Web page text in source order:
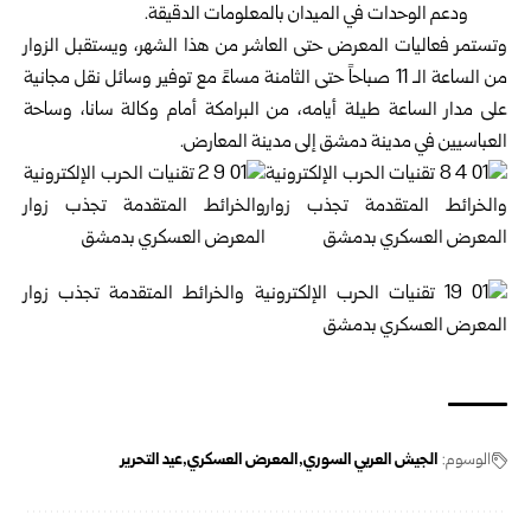
ودعم الوحدات في الميدان بالمعلومات الدقيقة.
وتستمر فعاليات المعرض حتى العاشر من هذا الشهر، ويستقبل الزوار
من الساعة الـ 11 صباحاً حتى الثامنة مساءً مع توفير وسائل نقل مجانية
على مدار الساعة طيلة أيامه، من البرامكة أمام وكالة سانا، وساحة
العباسيين في مدينة دمشق إلى مدينة المعارض.
الوسوم: الجيش العربي السوري المعرض العسكري عيد التحرير